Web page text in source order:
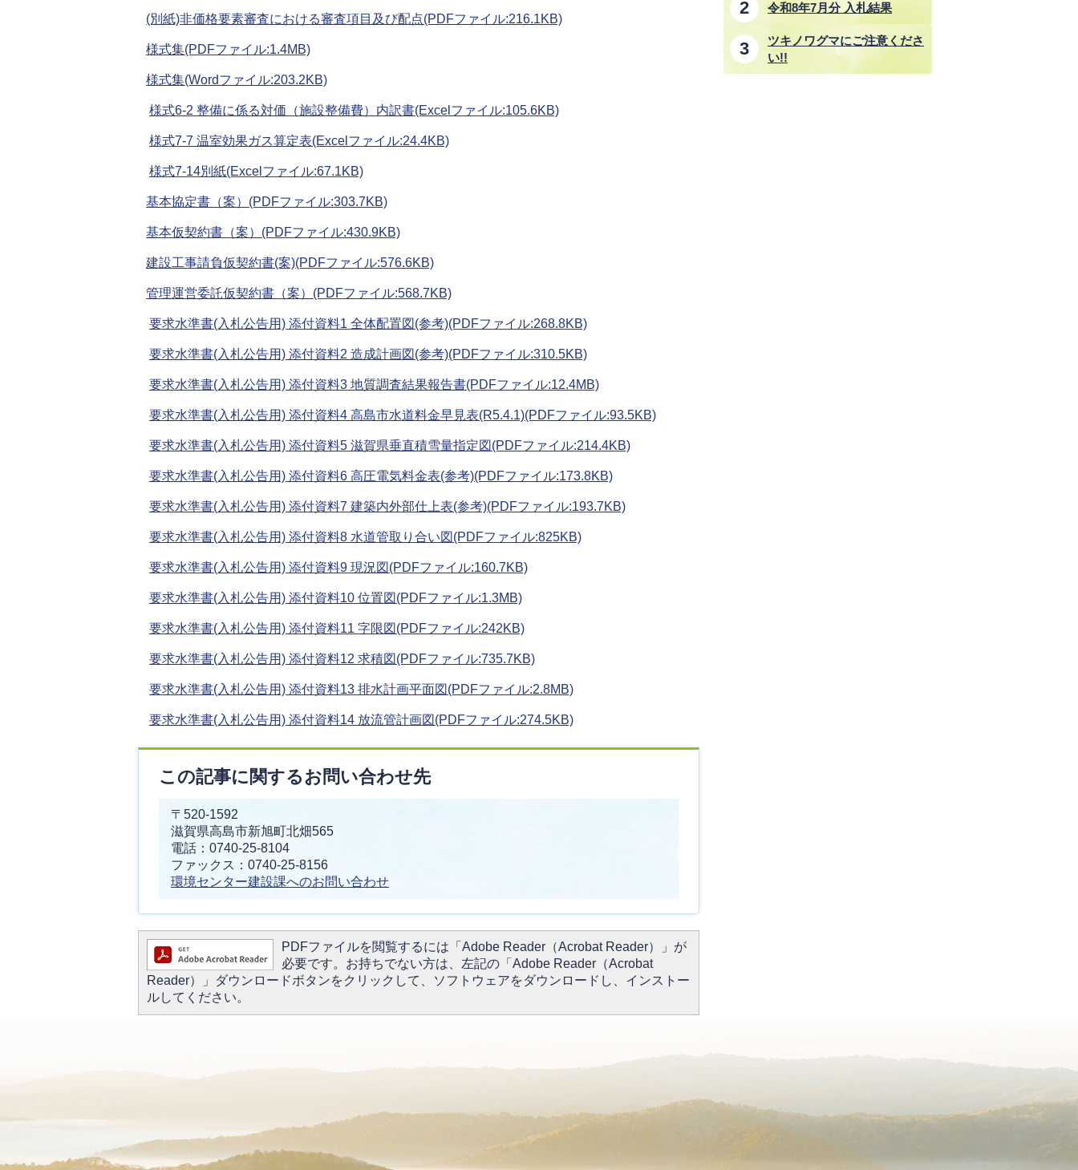
(別紙)非価格要素審査における審査項目及び配点(PDFファイル:216.1KB)
様式集(PDFファイル:1.4MB)
様式集(Wordファイル:203.2KB)
様式6-2 整備に係る対価（施設整備費）内訳書(Excelファイル:105.6KB)
様式7-7 温室効果ガス算定表(Excelファイル:24.4KB)
様式7-14別紙(Excelファイル:67.1KB)
基本協定書（案）(PDFファイル:303.7KB)
基本仮契約書（案）(PDFファイル:430.9KB)
建設工事請負仮契約書(案)(PDFファイル:576.6KB)
管理運営委託仮契約書（案）(PDFファイル:568.7KB)
要求水準書(入札公告用) 添付資料1 全体配置図(参考)(PDFファイル:268.8KB)
要求水準書(入札公告用) 添付資料2 造成計画図(参考)(PDFファイル:310.5KB)
要求水準書(入札公告用) 添付資料3 地質調査結果報告書(PDFファイル:12.4MB)
要求水準書(入札公告用) 添付資料4 高島市水道料金早見表(R5.4.1)(PDFファイル:93.5KB)
要求水準書(入札公告用) 添付資料5 滋賀県垂直積雪量指定図(PDFファイル:214.4KB)
要求水準書(入札公告用) 添付資料6 高圧電気料金表(参考)(PDFファイル:173.8KB)
要求水準書(入札公告用) 添付資料7 建築内外部仕上表(参考)(PDFファイル:193.7KB)
要求水準書(入札公告用) 添付資料8 水道管取り合い図(PDFファイル:825KB)
要求水準書(入札公告用) 添付資料9 現況図(PDFファイル:160.7KB)
要求水準書(入札公告用) 添付資料10 位置図(PDFファイル:1.3MB)
要求水準書(入札公告用) 添付資料11 字限図(PDFファイル:242KB)
要求水準書(入札公告用) 添付資料12 求積図(PDFファイル:735.7KB)
要求水準書(入札公告用) 添付資料13 排水計画平面図(PDFファイル:2.8MB)
要求水準書(入札公告用) 添付資料14 放流管計画図(PDFファイル:274.5KB)
この記事に関するお問い合わせ先
〒520-1592
滋賀県高島市新旭町北畑565
電話：0740-25-8104
ファックス：0740-25-8156
環境センター建設課へのお問い合わせ
PDFファイルを閲覧するには「Adobe Reader（Acrobat Reader）」が
必要です。お持ちでない方は、左記の「Adobe Reader（Acrobat
Reader）」ダウンロードボタンをクリックして、ソフトウェアをダウンロードし、インストー
ルしてください。
務）
令和8年7月分 入札結果
ツキノワグマにご注意くださ
い!!